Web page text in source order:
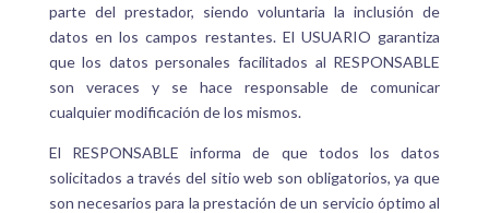
parte del prestador, siendo voluntaria la inclusión de
datos en los campos restantes. El USUARIO garantiza
que los datos personales facilitados al RESPONSABLE
son veraces y se hace responsable de comunicar
cualquier modificación de los mismos.
El RESPONSABLE informa de que todos los datos
solicitados a través del sitio web son obligatorios, ya que
son necesarios para la prestación de un servicio óptimo al